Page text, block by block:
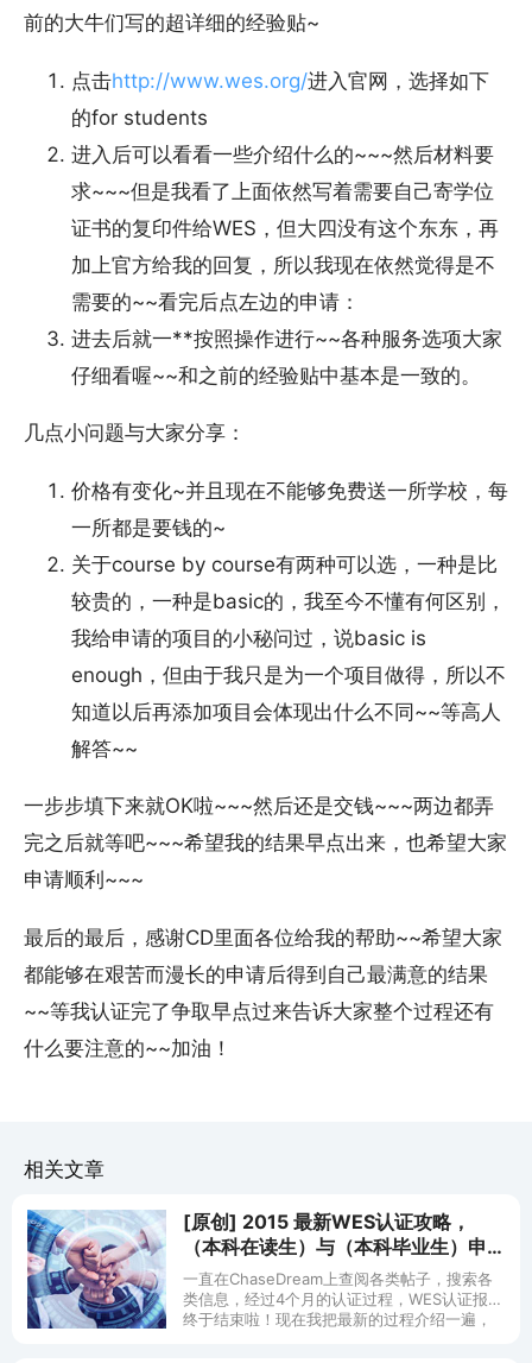
前的大牛们写的超详细的经验贴~
点击http://www.wes.org/进入官网，选择如下
的for students
进入后可以看看一些介绍什么的~~~然后材料要
求~~~但是我看了上面依然写着需要自己寄学位
证书的复印件给WES，但大四没有这个东东，再
加上官方给我的回复，所以我现在依然觉得是不
需要的~~看完后点左边的申请：
进去后就一**按照操作进行~~各种服务选项大家
仔细看喔~~和之前的经验贴中基本是一致的。
几点小问题与大家分享：
价格有变化~并且现在不能够免费送一所学校，每
一所都是要钱的~
关于course by course有两种可以选，一种是比
较贵的，一种是basic的，我至今不懂有何区别，
我给申请的项目的小秘问过，说basic is
enough，但由于我只是为一个项目做得，所以不
知道以后再添加项目会体现出什么不同~~等高人
解答~~
一步步填下来就OK啦~~~然后还是交钱~~~两边都弄
完之后就等吧~~~希望我的结果早点出来，也希望大家
申请顺利~~~
最后的最后，感谢CD里面各位给我的帮助~~希望大家
都能够在艰苦而漫长的申请后得到自己最满意的结果
~~等我认证完了争取早点过来告诉大家整个过程还有
什么要注意的~~加油！
相关文章
[原创] 2015 最新WES认证攻略，
（本科在读生）与（本科毕业生）申
请流程说明
一直在ChaseDream上查阅各类帖子，搜索各
类信息，经过4个月的认证过程，WES认证报告
终于结束啦！现在我把最新的过程介绍一遍，